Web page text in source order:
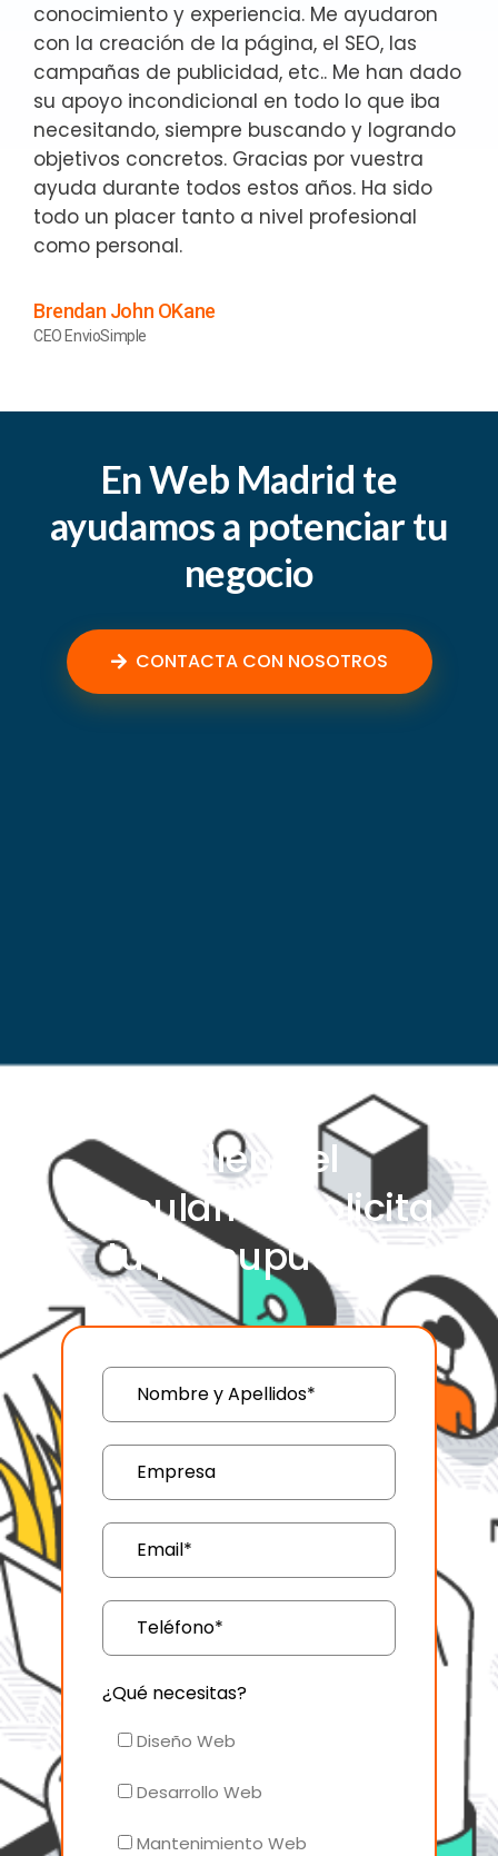
conocimiento y experiencia. Me ayudaron
con la creación de la página, el SEO, las
campañas de publicidad, etc.. Me han dado
su apoyo incondicional en todo lo que iba
necesitando, siempre buscando y logrando
objetivos concretos. Gracias por vuestra
ayuda durante todos estos años. Ha sido
todo un placer tanto a nivel profesional
como personal.
Brendan John OKane
CEO EnvioSimple
En Web Madrid te
ayudamos a potenciar tu
negocio
CONTACTA CON NOSOTROS
Rellena el
formulario y solicita
tu presupuesto
¿Qué necesitas?
Diseño Web
Desarrollo Web
Mantenimiento Web